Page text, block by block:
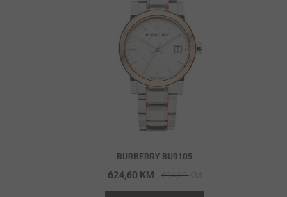
BURBERRY BU9105
694,00KM
price
624,60 KM
price